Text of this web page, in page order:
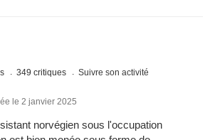
349 critiques Suivre son activité
le 2 janvier 2025
norvégien sous l'occupation